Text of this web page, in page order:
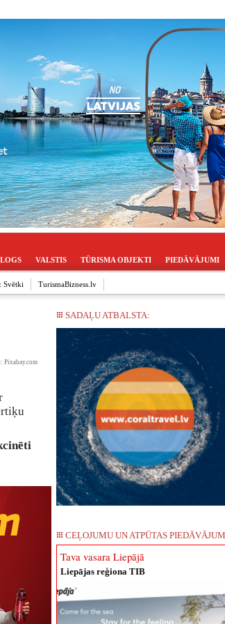
VALSTIS TŪRISMA OBJEKTI PIEDĀVĀJUMI
Svētki TurismaBizness.lv
Pixabay.com
SADAĻU ATBALSTA:
CEĻOJUMU UN ATPŪTAS
Tava vasara Liepājā
Liepājas reģiona TIB